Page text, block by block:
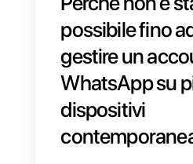
perdendo di
visibilità e
La soluzione
ad oggi